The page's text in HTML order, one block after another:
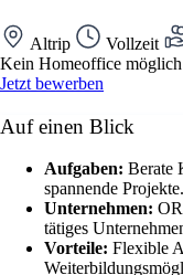
Altrip Vollzeit
Kein Homeoffice möglich
Jetzt bewerben
Auf einen Blick
Aufgaben: Berate
spannende Projekte.
Unternehmen:
tätiges
Vorteile: Flexible